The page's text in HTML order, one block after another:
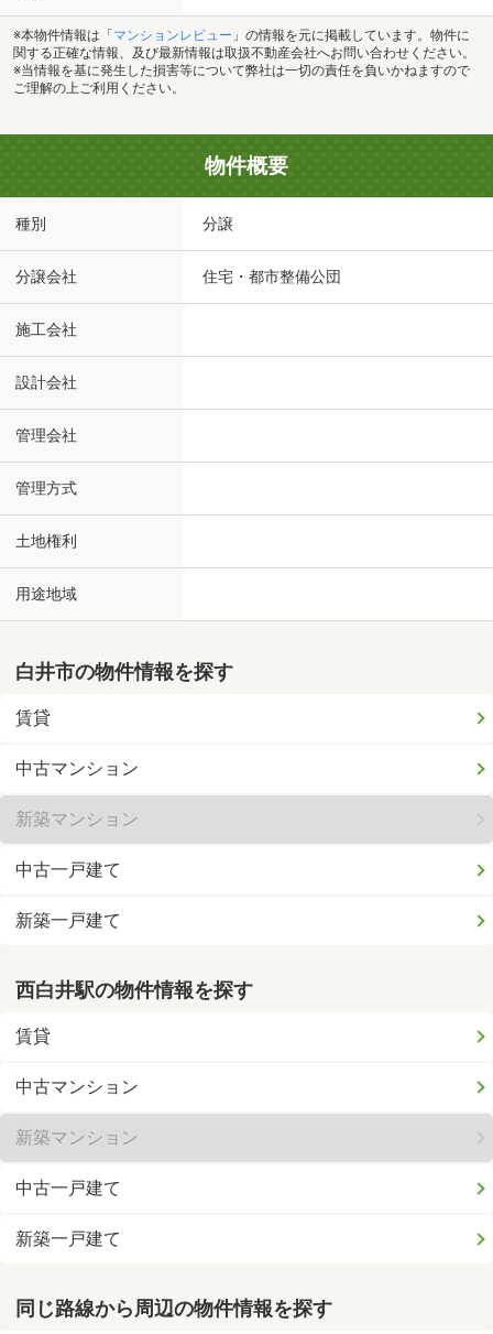
※本物件情報は「 マンションレビュー 」の情報を元に掲載しています。物件に
関する正確な情報、及び最新情報は取扱不動産会社へお問い合わせください。
※当情報を基に発生した損害等について弊社は一切の責任を負いかねますので
ご理解の上ご利用ください。
物件概要
種別 分譲
分譲会社 住宅・都市整備公団
施工会社
設計会社
管理会社
管理方式
土地権利
用途地域
白井市の物件情報を探す
賃貸
中古マンション
新築マンション
中古一戸建て
新築一戸建て
西白井駅の物件情報を探す
賃貸
中古マンション
新築マンション
中古一戸建て
新築一戸建て
同じ路線から周辺の物件情報を探す